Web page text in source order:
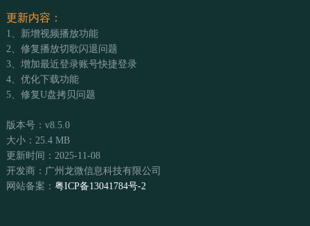
更新内容：
1、新增视频播放功能
2、修复播放切歌闪退问题
3、增加最近登录账号快捷登录
4、优化下载功能
5、修复U盘拷贝问题
版本号：v8.5.0
大小：25.4 MB
更新时间：2025-11-08
开发商：广州龙微信息科技有限公司
网站备案： 粤ICP备13041784号-2